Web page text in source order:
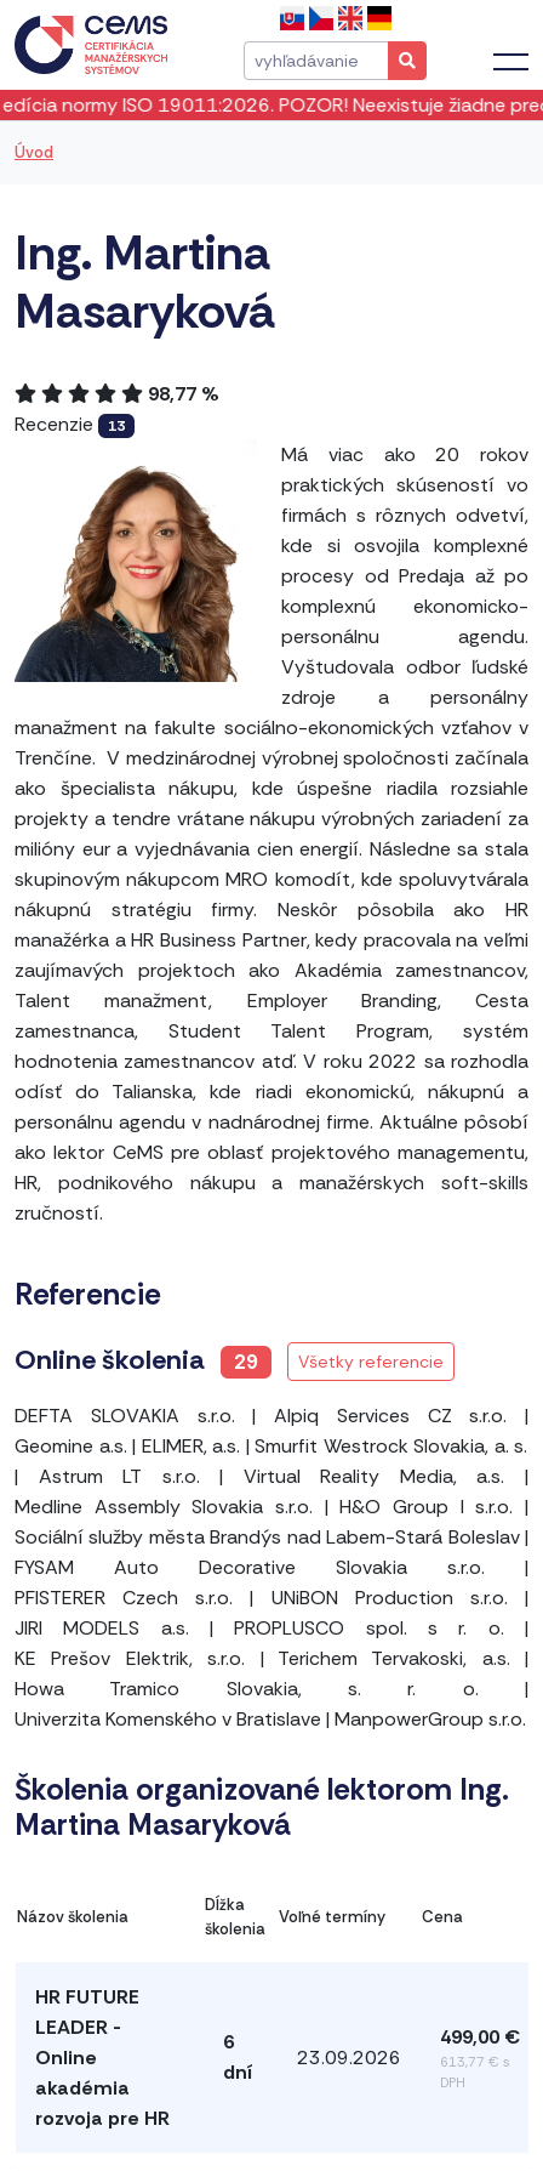
normy ISO 19011:2026. POZOR! Neexistuje žiadne
Úvod
Ing. Martina
Masaryková
98,77 %
Recenzie
13
Má viac ako 20 rokov
praktických skúseností vo
firmách s rôznych odvetví,
kde si osvojila komplexné
procesy od Predaja až po
komplexnú ekonomicko-
personálnu agendu.
Vyštudovala odbor ľudské
zdroje a personálny
manažment na fakulte sociálno-ekonomických vzťahov v
Trenčíne. V medzinárodnej výrobnej spoločnosti začínala
ako špecialista nákupu, kde úspešne riadila rozsiahle
projekty a tendre vrátane nákupu výrobných zariadení za
milióny eur a vyjednávania cien energií. Následne sa stala
skupinovým nákupcom MRO komodít, kde spoluvytvárala
nákupnú stratégiu firmy. Neskôr pôsobila ako HR
manažérka a HR Business Partner, kedy pracovala na veľmi
zaujímavých projektoch ako Akadémia zamestnancov,
Talent manažment, Employer Branding, Cesta
zamestnanca, Student Talent Program, systém
hodnotenia zamestnancov atď. V roku 2022 sa rozhodla
odísť do Talianska, kde riadi ekonomickú, nákupnú a
personálnu agendu v nadnárodnej firme. Aktuálne pôsobí
ako lektor CeMS pre oblasť projektového managementu,
HR, podnikového nákupu a manažérskych soft-skills
zručností.
Referencie
Online školenia 29 Všetky referencie
DEFTA SLOVAKIA s.r.o.| Alpiq Services CZ s.r.o. |
Geomine a.s.| ELIMER, a.s. |Smurfit Westrock Slovakia, a. s.
| Astrum LT s.r.o.| Virtual Reality Media, a.s.|
Medline Assembly Slovakia s.r.o. |H&O Group I s.r.o.|
Sociální služby města Brandýs nad Labem-Stará Boleslav|
FYSAM Auto Decorative Slovakia s.r.o. |
PFISTERER Czech s.r.o.| UNiBON Production s.r.o.|
JIRI MODELS a.s. |PROPLUSCO spol. s r. o.|
KE Prešov Elektrik, s.r.o. | Terichem Tervakoski, a.s. |
Howa Tramico Slovakia, s. r. o. |
Univerzita Komenského v Bratislave | ManpowerGroup s.r.o.
Školenia organizované lektorom Ing.
Martina Masaryková
Názov školenia
Dĺžka
školenia
Voľné termíny Cena
HR FUTURE
LEADER -
Online
akadémia
rozvoja pre HR
6
dní
23.09.2026
499,00 €
613,77 € s
DPH